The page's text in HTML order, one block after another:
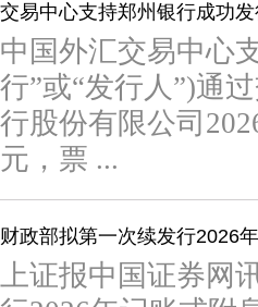
交易中心支持郑州银行成功
中国外汇交易中心
行”或“发行人”)通
行股份有限公司
元，票 ...
财政部拟第一次续发行2026
上证报中国证券网